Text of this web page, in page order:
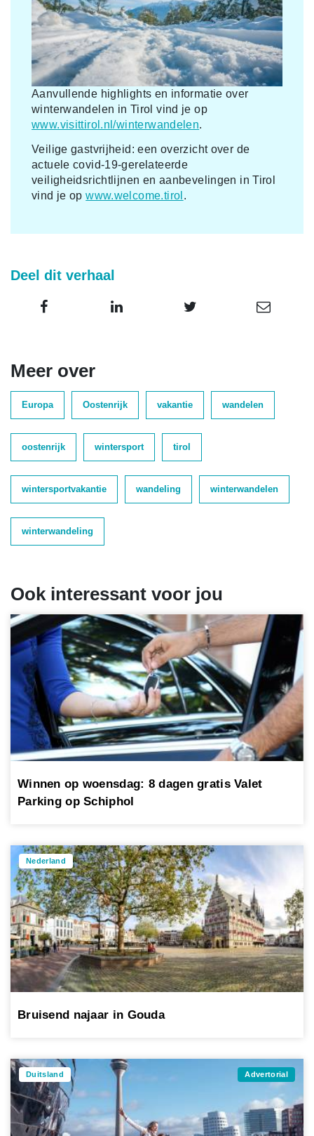
Aanvullende highlights en informatie over
winterwandelen in Tirol vind je op
www.visittirol.nl/winterwandelen.
Veilige gastvrijheid: een overzicht over de
actuele covid-19-gerelateerde
veiligheidsrichtlijnen en aanbevelingen in Tirol
vind je opwww.welcome.tirol .
Deel dit verhaal
Meer over
Europa Oostenrijk vakantie wandelen
oostenrijk wintersport tirol
wintersportvakantie wandeling winterwandelen
winterwandeling
Ook interessant voor jou
Winnen op woensdag: 8 dagen gratis Valet
Parking op Schiphol
Nederland
Bruisend najaar in Gouda
Duitsland Advertorial